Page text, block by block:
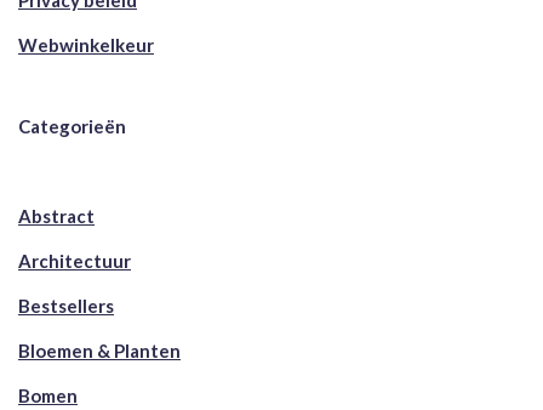
Webwinkelkeur
Categorieën
Abstract
Architectuur
Bestsellers
Bloemen & Planten
Bomen